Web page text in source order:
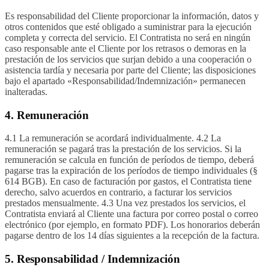
Es responsabilidad del Cliente proporcionar la información, datos y
otros contenidos que esté obligado a suministrar para la ejecución
completa y correcta del servicio. El Contratista no será en ningún
caso responsable ante el Cliente por los retrasos o demoras en la
prestación de los servicios que surjan debido a una cooperación o
asistencia tardía y necesaria por parte del Cliente; las disposiciones
bajo el apartado «Responsabilidad/Indemnización» permanecen
inalteradas.
4. Remuneración
4.1 La remuneración se acordará individualmente. 4.2 La
remuneración se pagará tras la prestación de los servicios. Si la
remuneración se calcula en función de períodos de tiempo, deberá
pagarse tras la expiración de los períodos de tiempo individuales (§
614 BGB). En caso de facturación por gastos, el Contratista tiene
derecho, salvo acuerdos en contrario, a facturar los servicios
prestados mensualmente. 4.3 Una vez prestados los servicios, el
Contratista enviará al Cliente una factura por correo postal o correo
electrónico (por ejemplo, en formato PDF). Los honorarios deberán
pagarse dentro de los 14 días siguientes a la recepción de la factura.
5. Responsabilidad / Indemnización